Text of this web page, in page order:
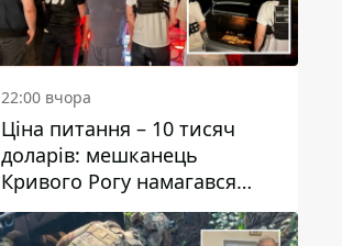
22:00 вчора
Ціна питання – 10 тисяч
доларів: мешканець
Кривого Рогу намагався
переправити чоловіка до
Словаччини